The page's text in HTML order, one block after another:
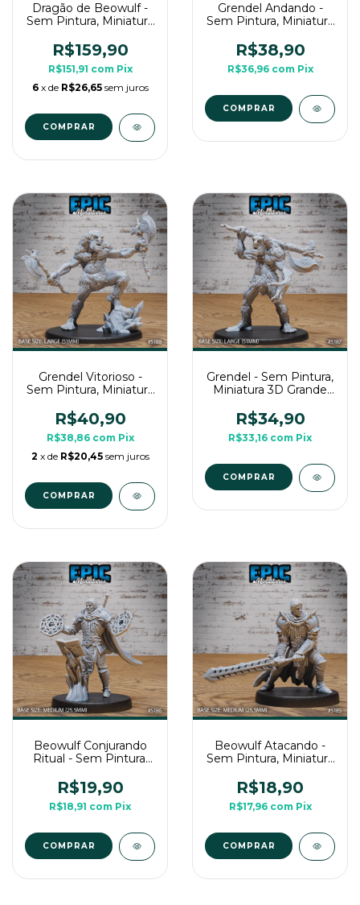
Dragão de Beowulf -
Sem Pintura, Miniatura
de Mesa
R$159,90
R$151,91 com Pix
6 x de R$26,65 sem juros
Grendel Andando -
Sem Pintura, Miniatura
de Mesa
R$38,90
R$36,96 com Pix
Grendel Vitorioso -
Sem Pintura, Miniatura
de Mesa
R$40,90
R$38,86 com Pix
2 x de R$20,45 sem juros
Grendel - Sem Pintura,
Miniatura 3D Grande
R$34,90
R$33,16 com Pix
Beowulf Conjurando
Ritual - Sem Pintura,
Para RPG de Mesa
R$19,90
R$18,91 com Pix
COMPRAR
Beowulf Atacando -
Sem Pintura, Miniatura
de Mesa
R$18,90
R$17,96 com Pix
COMPRAR